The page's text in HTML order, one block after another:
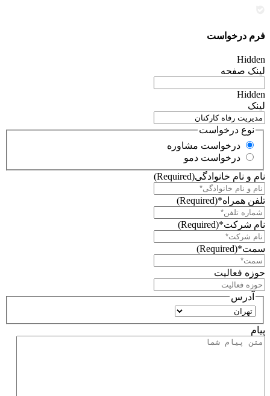
فرم درخواست
Hidden
لینک صفحه
Hidden
لینک
نوع درخواست
درخواست مشاوره
درخواست دمو
نام و نام خانوادگی(Required)
تلفن همراه*(Required)
نام شرکت*(Required)
سمت*(Required)
حوزه فعالیت
آدرس
استان
پیام